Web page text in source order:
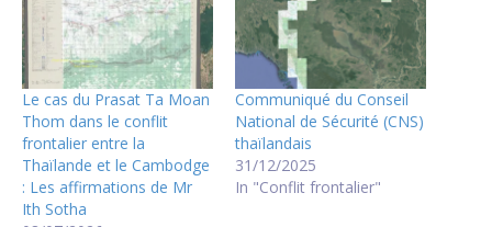
Le cas du Prasat Ta Moan
Thom dans le conflit
frontalier entre la
Thaïlande et le Cambodge
: Les affirmations de Mr
Ith Sotha
Communiqué du Conseil
National de Sécurité (CNS)
thaïlandais
31/12/2025
In "Conflit frontalier"